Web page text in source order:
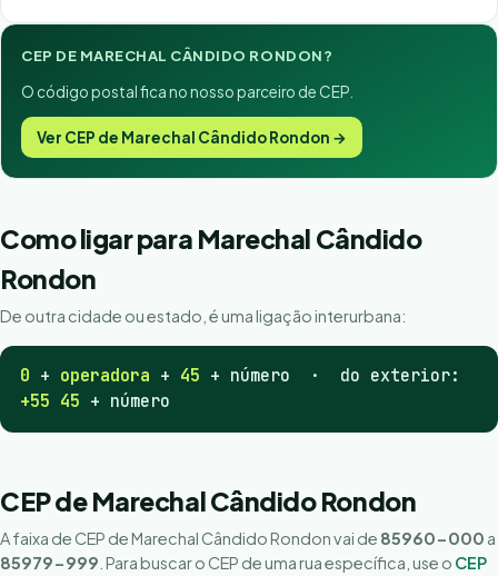
CEP DE MARECHAL CÂNDIDO RONDON?
O código postal fica no nosso parceiro de CEP.
Ver CEP de Marechal Cândido Rondon →
Como ligar para Marechal Cândido
Rondon
De outra cidade ou estado, é uma ligação interurbana:
0 + operadora + 45 + número · do exterior:
+55 45 + número
CEP de Marechal Cândido Rondon
A faixa de CEP de Marechal Cândido Rondon vai de 85960-000 a
85979-999 . Para buscar o CEP de uma rua específica, use o CEP